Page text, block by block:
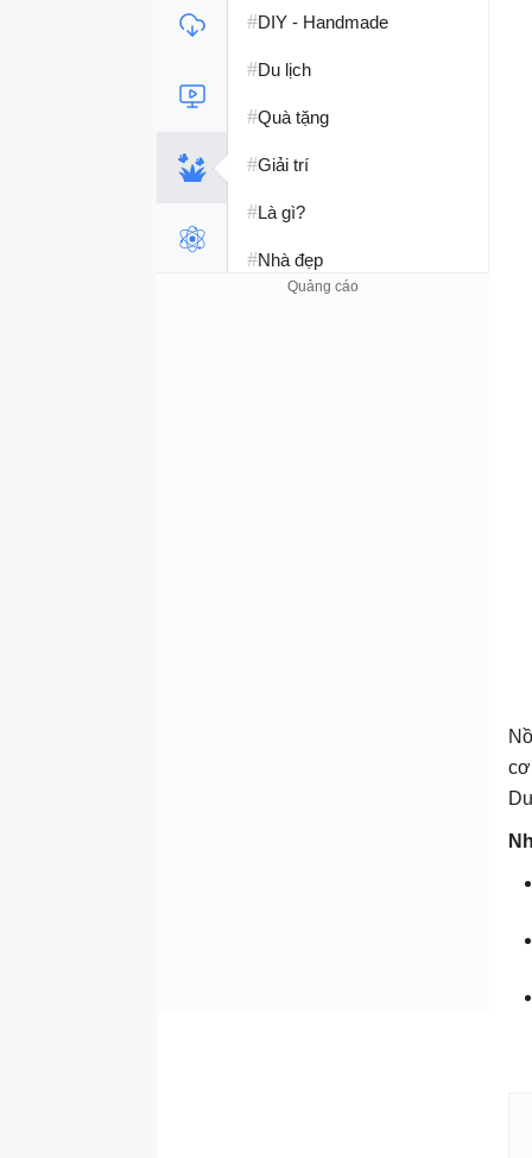
#DIY - Handmade
#Du lịch
#Quà tặng
#Giải trí
#Là gì?
#Nhà đẹp